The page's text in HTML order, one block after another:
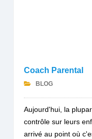
Coach Parental
BLOG
Aujourd'hui, la
contrôle sur leurs
arrivé au point où